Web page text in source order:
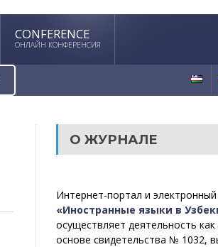
CONFERENCE
ОНЛАЙН КОНФЕРЕНСИЯ
О ЖУРНАЛЕ
Интернет-портал и
«Иностранные языки в
осуществляет деятельность
основе свидетельства № 1032,